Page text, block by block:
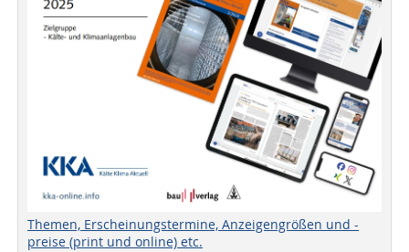
Themen, Erscheinungstermine, Anzeigengrößen und -
preise (print und online) etc.